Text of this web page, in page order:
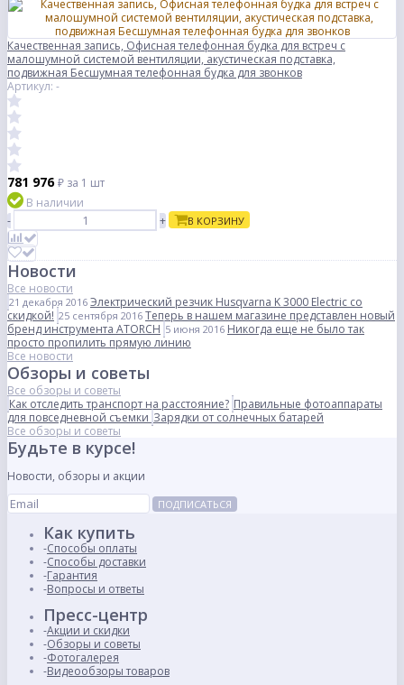
Качественная запись, Офисная телефонная будка для встреч с
малошумной системой вентиляции, акустическая подставка,
подвижная Бесшумная телефонная будка для звонков
Артикул: -
781 976₽ за 1 шт
В наличии
-
+ В КОРЗИНУ
Новости
Все новости
21 декабря 2016 Электрический резчик Husqvarna K 3000 Electric со
скидкой! 25 сентября 2016 Теперь в нашем магазине представлен новый
бренд инструмента ATORCH 5 июня 2016 Никогда еще не было так
просто пропилить прямую линию
Все новости
Обзоры и советы
Все обзоры и советы
Как отследить транспорт на расстояние? Правильные фотоаппараты
для повседневной съемки Зарядки от солнечных батарей
Все обзоры и советы
Будьте в курсе!
Новости, обзоры и акции
ПОДПИСАТЬСЯ
Как купить
Способы оплаты
Способы доставки
Гарантия
Вопросы и ответы
Пресс-центр
Акции и скидки
Обзоры и советы
Фотогалерея
Видеообзоры товаров